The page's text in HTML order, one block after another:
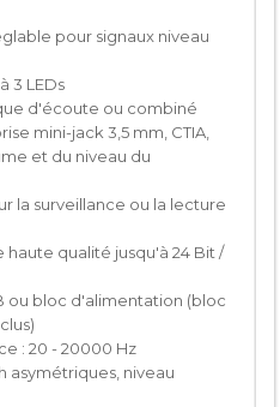
pour signaux niveau
3 LEDs
d'écoute ou combiné
mini-jack 3,5 mm, CTIA,
et du niveau du
la surveillance ou la lecture
haute qualité jusqu'à 24 Bit /
ou bloc d'alimentation (bloc
: 20 - 20000 Hz
asymétriques, niveau